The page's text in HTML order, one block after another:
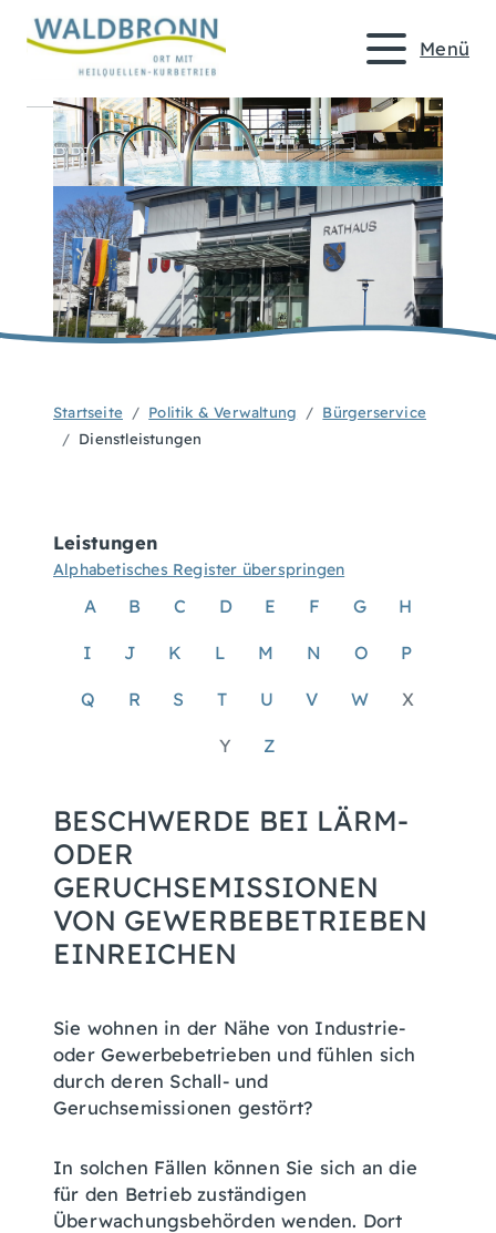
Menü
Startseite Politik & Verwaltung
Bürgerservice
Dienstleistungen
Leistungen
Alphabetisches Register überspringen
A B C D E F G H
I J K L M N O P
Q R S T U V W X
Y Z
BESCHWERDE BEI LÄRM-
ODER
GERUCHSEMISSIONEN
VON GEWERBEBETRIEBEN
EINREICHEN
Sie wohnen in der Nähe von Industrie-
oder Gewerbebetrieben und fühlen sich
durch deren Schall- und
Geruchsemissionen gestört?
In solchen Fällen können Sie sich an die
für den Betrieb zuständigen
Überwachungsbehörden wenden. Dort